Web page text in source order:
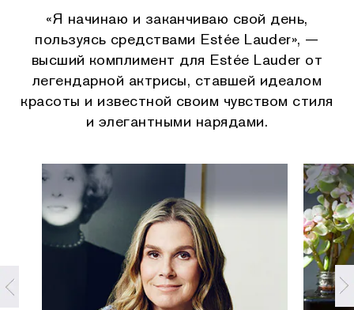
«Я начинаю и заканчиваю свой день,
пользуясь средствами Estée Lauder», —
высший комплимент для Estée Lauder от
легендарной актрисы, ставшей идеалом
красоты и известной своим чувством стиля
и элегантными нарядами.